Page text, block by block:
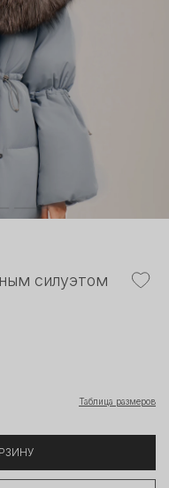
силуэтом
Таблица размеров